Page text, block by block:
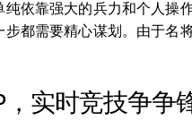
纯依靠强大的兵力和个人操
都需要精心谋划。由于名
，实时竞技争争